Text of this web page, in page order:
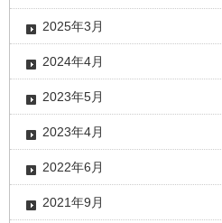
2025年3月
2024年4月
2023年5月
2023年4月
2022年6月
2021年9月